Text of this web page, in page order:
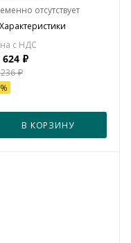
отсутствует
624₽
₽
%
В КОРЗИНУ